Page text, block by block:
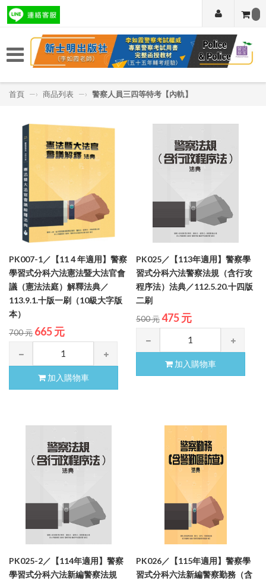
首頁 —› 商品列表 —› 警察人員三四等特考【內軌】
PK007-1／【11４年適用】警察
學習式分科六法憲法暨大法官會
議（憲法法庭）解釋法典／
113.9.1.十版一刷（10級大字版
本）
700 元 665 元
加入購物車
PK025／【113年適用】警察學
習式分科六法警察法規（含行攻
程序法）法典／112.5.20.十四版
二刷
500 元475 元
加入購物車
PK025-2／【114年適用】警察
學習式分科六法新編警察法規
PK026／【115年適用】警察學
習式分科六法新編警察勤務（含